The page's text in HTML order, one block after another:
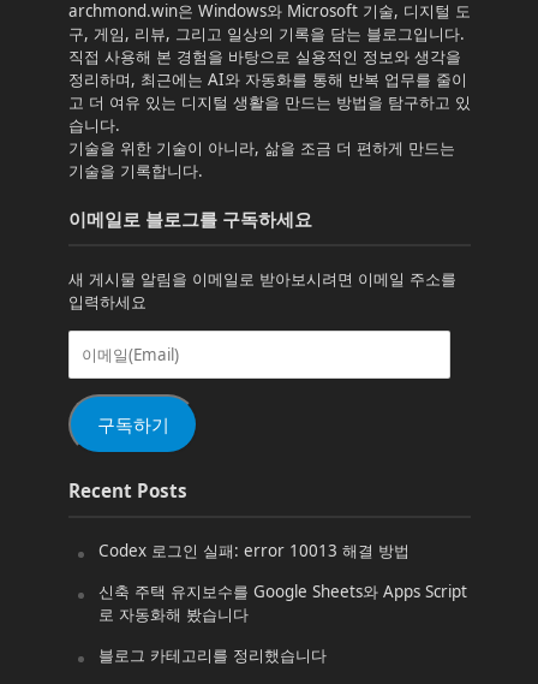
archmond.win은 Windows와 Microsoft 기술, 디지털 도
구, 게임, 리뷰, 그리고 일상의 기록을 담는 블로그입니다.
직접 사용해 본 경험을 바탕으로 실용적인 정보와 생각을
정리하며, 최근에는 AI와 자동화를 통해 반복 업무를 줄이
고 더 여유 있는 디지털 생활을 만드는 방법을 탐구하고 있
습니다.
기술을 위한 기술이 아니라, 삶을 조금 더 편하게 만드는
기술을 기록합니다.
이메일로 블로그를 구독하세요
새 게시물 알림을 이메일로 받아보시려면 이메일 주소를
입력하세요
이
일
(Email)
구독하기
Recent Posts
Codex 로그인 실패: error 10013 해결 방법
신축 주택 유지보수를 Google Sheets와 Apps Script
로 자동화해 봤습니다
블로그 카테고리를 정리했습니다